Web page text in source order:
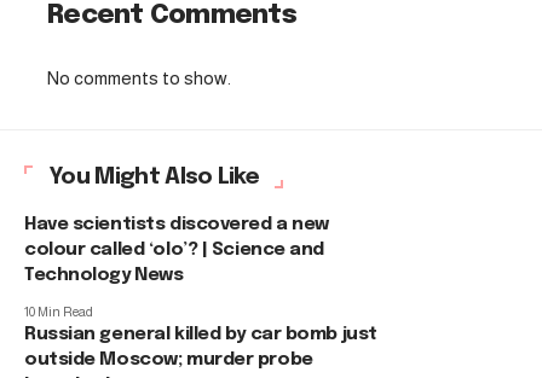
Recent Comments
No comments to show.
You Might Also Like
Have scientists discovered a new
colour called ‘olo’? | Science and
Technology News
10 Min Read
Russian general killed by car bomb just
outside Moscow; murder probe